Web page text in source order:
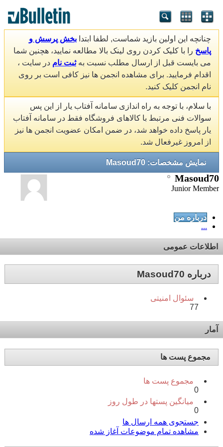
چنانچه این اولین بازید شماست, لطفا ابتدا بخش پرسش و
پاسخ را با کلیک کردن روی لینک بالا مطالعه نمایید، هچنین شما
می بایست قبل از ارسال مطلب نسبت بهثبت نام در سایت ،
اقدام فرمایید. برای مشاهده انجمن ها نیز کافی است بر روی
نام انجمن کلیک کنید.
با سلام، با توجه به راه اندازی سامانه آفتاب یار از این پس
سوالات فنی مرتبط با کالاهای فروشگاه فقط در سامانه آفتاب
یار پاسخ داده خواهد شد، در ضمن امکان عضویت انجمن ها نیز
از امروز غیرفعال شد.
نمایش مشخصات: Masoud70
Masoud70
Junior Member
درباره من
...
اطلاعات عمومی
درباره Masoud70
سئوال امنیتی
77
آمار
مجموع پست ها
مجموع پست ها
0
میانگین پستها در طول روز
0
جستجوی همه ارسال ها
مشاهده تمام موضوعات آغاز شده